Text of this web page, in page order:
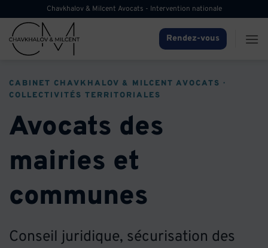
contenu
Chavkhalov & Milcent Avocats - Intervention nationale
Rendez-vous
CABINET CHAVKHALOV & MILCENT AVOCATS ·
COLLECTIVITÉS TERRITORIALES
Avocats des
mairies et
communes
Conseil juridique, sécurisation des